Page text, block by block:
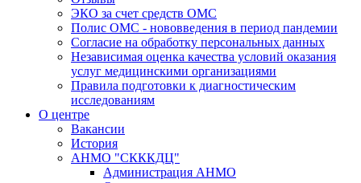
ЭКО за счет средств ОМС
Полис ОМС - нововведения в период пандемии
Согласие на обработку персональных данных
Независимая оценка качества условий оказания
услуг медицинскими организациями
Правила подготовки к диагностическим
исследованиям
О центре
Вакансии
История
АНМО "СКККДЦ"
Администрация АНМО